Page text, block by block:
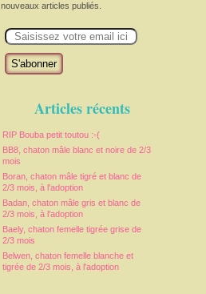
nouveaux articles publiés.
m
Articles récents
RIP Bouba petit toutou :-(
BB8, chaton mâle blanc et noire de 2/3
mois
Boran, chaton mâle tigré et blanc de
2/3 mois, à l'adoption
Badan, chaton mâle gris et blanc de
2/3 mois, à l'adoption
Baely, chaton femelle tigrée grise de
2/3 mois
Belwen, chaton femelle blanche et
tigrée de 2/3 mois, à l'adoption